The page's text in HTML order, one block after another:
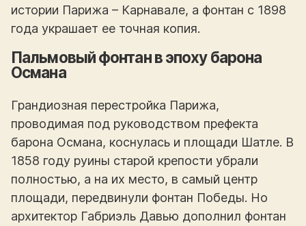
истории Парижа – Карнавале, а фонтан с 1898
года украшает ее точная копия.
Пальмовый фонтан в эпоху барона
Османа
Грандиозная перестройка Парижа,
проводимая под руководством префекта
барона Османа, коснулась и площади Шатле. В
1858 году руины старой крепости убрали
полностью, а на их место, в самый центр
площади, передвинули фонтан Победы. Но
архитектор Габриэль Давью дополнил фонтан